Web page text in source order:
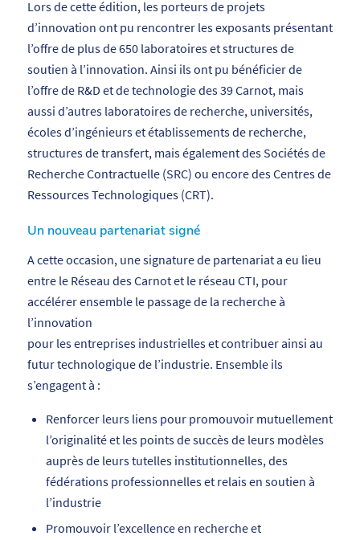
Lors de cette édition, les porteurs de projets
d’innovation ont pu rencontrer les exposants présentant
l’offre de plus de 650 laboratoires et structures de
soutien à l’innovation. Ainsi ils ont pu bénéficier de
l’offre de R&D et de technologie des 39 Carnot, mais
aussi d’autres laboratoires de recherche, universités,
écoles d’ingénieurs et établissements de recherche,
structures de transfert, mais également des Sociétés de
Recherche Contractuelle (SRC) ou encore des Centres de
Ressources Technologiques (CRT).
Un nouveau partenariat signé
A cette occasion, une signature de partenariat a eu lieu
entre le Réseau des Carnot et le réseau CTI, pour
accélérer ensemble le passage de la recherche à
l’innovation
pour les entreprises industrielles et contribuer ainsi au
futur technologique de l’industrie. Ensemble ils
s’engagent à :
Renforcer leurs liens pour promouvoir mutuellement
l’originalité et les points de succès de leurs modèles
auprès de leurs tutelles institutionnelles, des
fédérations professionnelles et relais en soutien à
l’industrie
Promouvoir l’excellence en recherche et